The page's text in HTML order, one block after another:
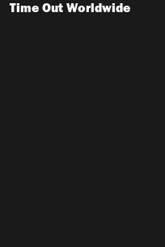
Time Out Worldwide